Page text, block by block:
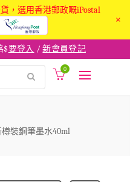
，選用香港郵政嘅iPostal
×
$要登入 /新會員登記
0
樽裝鋼筆墨水40ml